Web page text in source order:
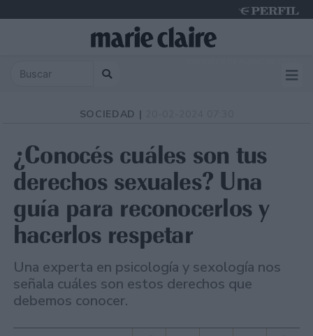
SOCIEDAD |
¿Conocés cuáles son tus
derechos sexuales? Una
guía para reconocerlos y
hacerlos respetar
Una experta en psicología y sexología nos
señala cuáles son estos derechos que
debemos conocer.